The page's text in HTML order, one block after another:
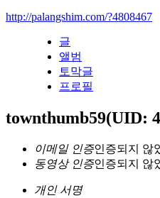
http://palangshim.com/?4808467
글
앨범
토막글
프로필
townthumb59(UID:
이메일 인증인증되지 않
동영상 인증인증되지 않
개인 서명